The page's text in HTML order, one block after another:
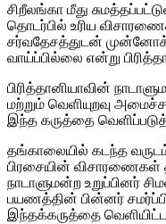
சிறீலங்கா மீது
தொடர்பில் உரிய
சர்வதேசத்துடன்
வாய்ப்பில்லை என்று
பிரித்தானியாவின்
மற்றும் வெளியுறவு
இந்த கருத்தை
தங்காலையில் கடந்த
பிரசையின் விசாரணைகள்
நாடாளுமன்ற உறுப்பினர்
பயணத்தின் பின்னர்
இந்தக்கருத்தை